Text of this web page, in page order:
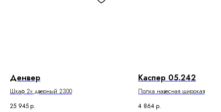
Денвер
Шкаф 2х дверный 2300
25 945 р.
Каспер 05.242
Полка навесная широкая
4 864 р.